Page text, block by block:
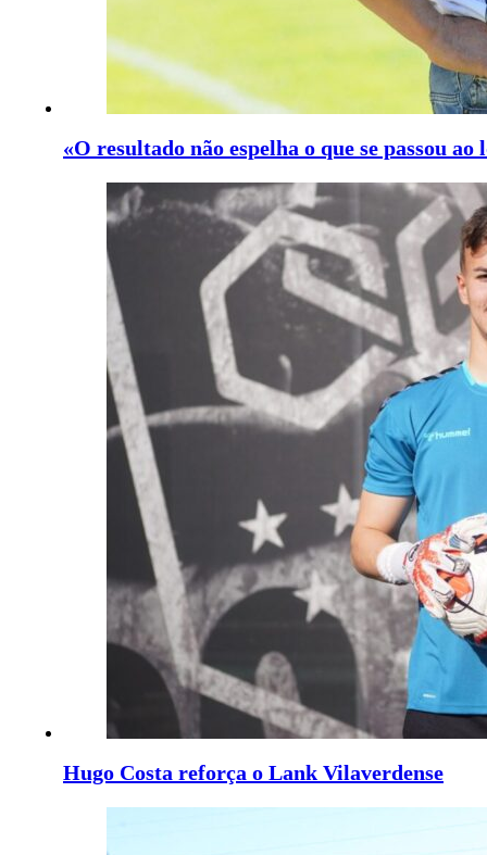
«O resultado não espelha o que se passou ao
Hugo Costa reforça o Lank Vilaverdense